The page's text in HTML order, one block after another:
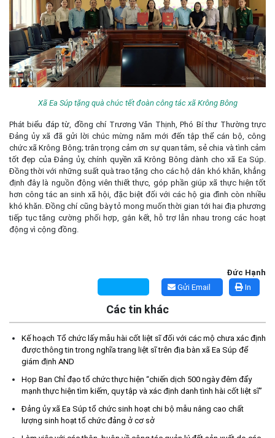
Xã Ea Súp tặng quà chúc tết đoàn công tác xã Krông Bông
Phát biểu đáp từ, đồng chí Trương Văn Thịnh, Phó Bí thư Thường trực
Đảng ủy xã đã gửi lời chúc mừng năm mới đến tập thể cán bộ, công
chức xã Krông Bông; trân trọng cảm ơn sự quan tâm, sẻ chia và tình cảm
tốt đẹp của Đảng ủy, chính quyền xã Krông Bông dành cho xã Ea Súp.
Đồng thời với những suất quà trao tặng cho các hộ dân khó khăn, khẳng
định đây là nguồn động viên thiết thực, góp phần giúp xã thực hiện tốt
hơn công tác an sinh xã hội, đặc biệt đối với các hộ gia đình còn nhiều
khó khăn. Đồng chí cũng bày tỏ mong muốn thời gian tới hai địa phương
tiếp tục tăng cường phối hợp, gắn kết, hỗ trợ lẫn nhau trong các hoạt
động vì cộng đồng.
Đức Hạnh
In
Gửi Email
Các tin khác
Kế hoạch Tổ chức lấy mẫu hài cốt liệt sĩ đối với các mộ chưa xác định
được thông tin trong nghĩa trang liệt sĩ trên địa bàn xã Ea Súp để
giám định AND
Họp Ban Chỉ đạo tổ chức thực hiện “chiến dịch 500 ngày đêm đẩy
mạnh thực hiện tìm kiếm, quy tập và xác định danh tình hài cốt liệt sĩ”
Đảng ủy xã Ea Súp tổ chức sinh hoạt chi bộ mẫu nâng cao chất
lượng sinh hoạt tổ chức đảng ở cơ sở
Kế hoạch Tổ chức lấy mẫu hài cốt liệt sĩ đối với các mộ chưa
xác định được thông tin trong nghĩa trang liệt sĩ trên địa bàn xã
Ea Súp để giám định AND
(06/08/2026)
Thông báo nghiêm cấm sử dụng đất với khu vực Quy hoạch
xuất trên địa bàn xã.